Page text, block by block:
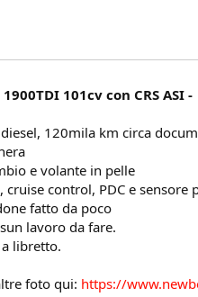
1900TDI 101cv con CRS ASI -
120mila km circa
e volante in pelle
control, PDC e sensore
fatto da poco
lavoro da fare.
a libretto.
foto qui: https://